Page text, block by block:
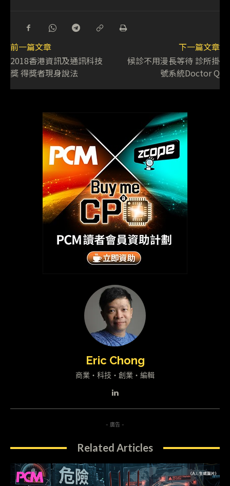
前一篇文章
2018香港資訊及通訊科技
獎 得獎者現身說法
下一篇文章
候診不用漫長等待 診所掛
號系統Doctor Q
Eric Chong
商業・科技・創業・編輯
- 廣告 -
Related Articles